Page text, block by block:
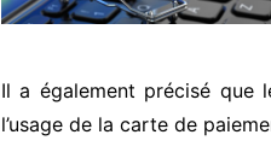
Il a également précisé que
l’usage de la carte de